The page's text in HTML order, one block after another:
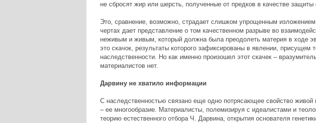
не сбросят жир или шерсть, полученные от предков в качестве защиты
Это, сравнение, возможно, страдает слишком упрощенным
чертах дает представление о том качественном разрыве во
неживым и живым, который должна была преодолеть материя в ходе
это скачок, результаты которого зафиксированы в явлении, присущем
наследственности. Но как именно произошел этот скачек –
материалистов нет.
Дарвину не хватило информации
С наследственностью связано еще одно потрясающее свойство
– ее многообразие. Материалисты, полемизируя с идеалистами и
теорию естественного отбора Ч. Дарвина, открытия основателя